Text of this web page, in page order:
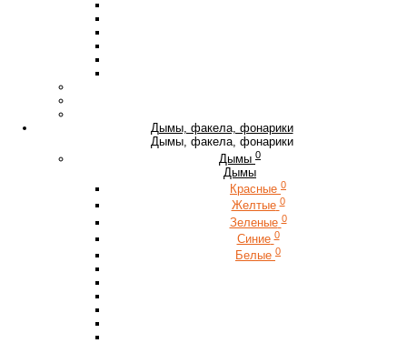
Дымы, факела, фонарики
Дымы, факела, фонарики
Дымы 0
Дымы
Красные 0
Желтые 0
Зеленые 0
Синие 0
Белые 0